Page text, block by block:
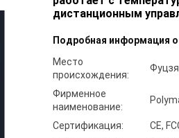
дистанционным
Подробная информация
Место
происхождения:
Фирменное
наименование:
Сертификация:
CE,